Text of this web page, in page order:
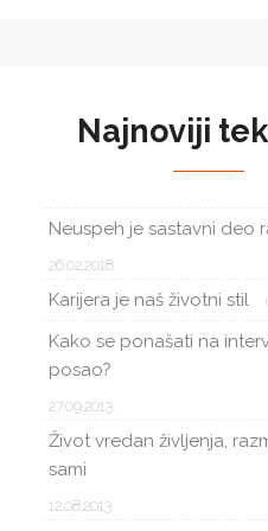
Najnoviji
Neuspeh je sastavni deo
26.02.2018.
Karijera je naš životni stil
Kako se ponašati na
posao?
27.09.2013.
Život vredan življenja,
sami
12.08.2013.